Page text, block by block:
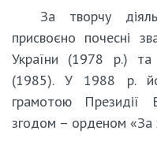
За творчу
присвоєно почесні
України (1978 р.) та
(1985). У 1988 р.
грамотою Президії
згодом – орденом «За